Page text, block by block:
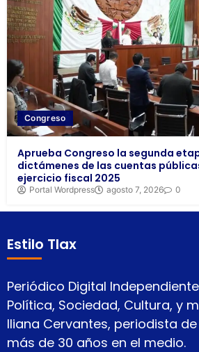
Congreso
Aprueba Congreso la segunda
dictámenes de las cuentas
ejercicio fiscal 2025
Portal Wordpress agosto 7, 2026 0
Estilo Tlax
Periódico Digital
Política, Sociedad, Cultura, y
Iliana Cervantes, periodista
más de 30 años en el medio.